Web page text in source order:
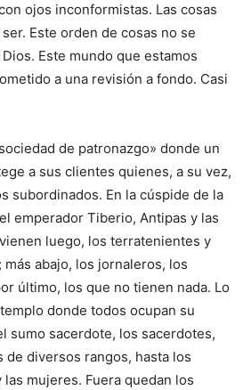
ojos inconformistas. Las cosas
Este orden de cosas no se
Este mundo que estamos
a una revisión a fondo. Casi
de patronazgo» donde un
a sus clientes quienes, a su vez,
subordinados. En la cúspide de la
emperador Tiberio, Antipas y las
luego, los terratenientes y
abajo, los jornaleros, los
último, los que no tienen nada. Lo
donde todos ocupan su
sumo sacerdote, los sacerdotes,
de diversos rangos, hasta los
mujeres. Fuera quedan los